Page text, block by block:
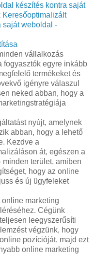
készítés kontra saját
Keresőoptimalizált
saját weboldal -
vállalkozás
fogyasztók egyre inkább
termékeket és
igényre válaszul
neked abban, hogy a
nyújt, amelynek
abban, hogy a lehető
Kezdve a
át, egészen a
terület, amiben
hogy az online
és új ügyfeleket
marketing
Cégünk
leegyszerűsíti
végzünk, hogy
pozícióját, majd ezt
online marketing